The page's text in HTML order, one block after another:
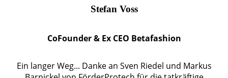
Stefan Voss
CoFounder & Ex CEO Betafashion
Ein langer Weg... Danke an Sven Riedel und Markus